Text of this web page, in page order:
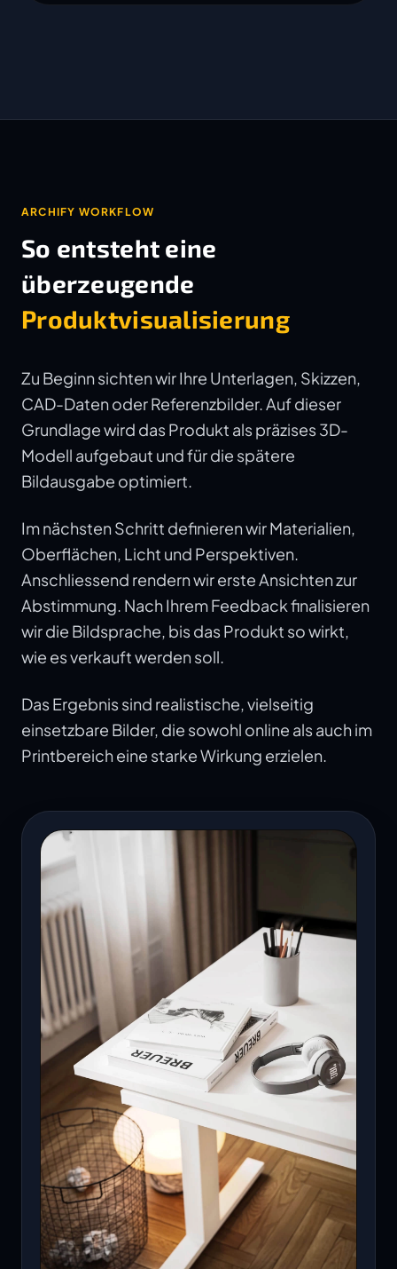
ARCHIFY WORKFLOW
So entsteht eine
überzeugende
Produktvisualisierung
Zu Beginn sichten wir Ihre Unterlagen, Skizzen,
CAD-Daten oder Referenzbilder. Auf dieser
Grundlage wird das Produkt als präzises 3D-
Modell aufgebaut und für die spätere
Bildausgabe optimiert.
Im nächsten Schritt definieren wir Materialien,
Oberflächen, Licht und Perspektiven.
Anschliessend rendern wir erste Ansichten zur
Abstimmung. Nach Ihrem Feedback finalisieren
wir die Bildsprache, bis das Produkt so wirkt,
wie es verkauft werden soll.
Das Ergebnis sind realistische, vielseitig
einsetzbare Bilder, die sowohl online als auch im
Printbereich eine starke Wirkung erzielen.